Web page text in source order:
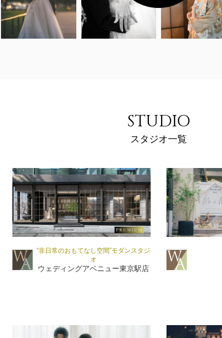
STUDIO
スタジオ一覧
“非日常のおもてなし空間”モダンスタジ
オ
ウェディングアベニュー東京駅店